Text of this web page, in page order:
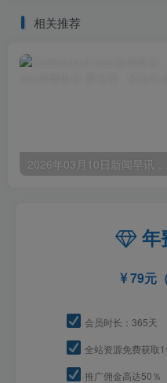
相关推荐
年
79元
会员时长：365天
全站资源免费获取1
推广佣金高达50％